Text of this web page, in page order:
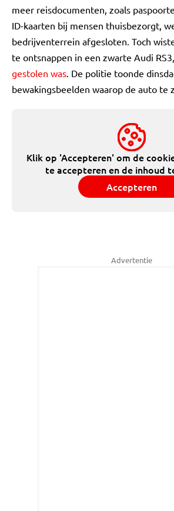
meer reisdocumenten, zoals
ID-kaarten bij mensen thuisbezorgt,
bedrijventerrein afgesloten. Toch
te ontsnappen in een zwarte Audi RS3,
gestolen was. De politie toonde
bewakingsbeelden waarop de auto te
Klik op 'Accepteren' om de
te accepteren en de inhoud
Accepteren
Advertentie